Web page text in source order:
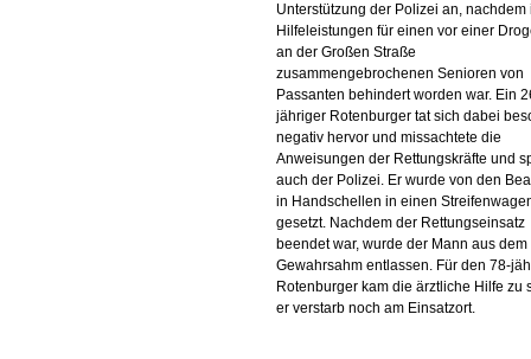
Unterstützung der Polizei an, nachdem
Hilfeleistungen für einen vor einer
an der Großen Straße
zusammengebrochenen Senioren von
Passanten behindert worden war. Ein
jähriger Rotenburger tat sich dabei
negativ hervor und missachtete die
Anweisungen der Rettungskräfte und
auch der Polizei. Er wurde von den
in Handschellen in einen
gesetzt. Nachdem der Rettungseinsatz
beendet war, wurde der Mann aus dem
Gewahrsahm entlassen. Für den 78-
Rotenburger kam die ärztliche Hilfe zu
er verstarb noch am Einsatzort.